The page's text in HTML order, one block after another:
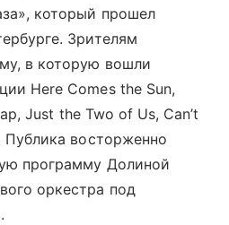
который прошел
Зрителям
в которую вошли
Here Comes the Sun,
Just the Two of Us, Can’t
Публика восторженно
программу Долиной
оркестра под